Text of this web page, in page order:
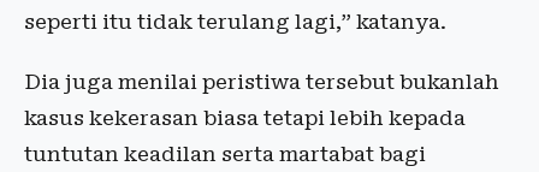
seperti itu tidak terulang lagi,” katanya.
Dia juga menilai peristiwa tersebut bukanlah
kasus kekerasan biasa tetapi lebih kepada
tuntutan keadilan serta martabat bagi